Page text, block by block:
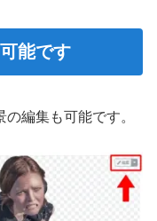
能です
編集も可能です。